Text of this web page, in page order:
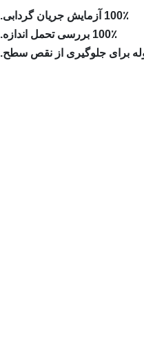
100٪ آزمایش جریان گردابی.
100٪ بررسی تحمل اندازه.